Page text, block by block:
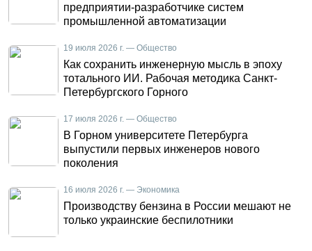
предприятии-разработчике систем
промышленной автоматизации
19 июля 2026 г. — Общество
Как сохранить инженерную мысль в эпоху
тотального ИИ. Рабочая методика Санкт-
Петербургского Горного
17 июля 2026 г. — Общество
В Горном университете Петербурга
выпустили первых инженеров нового
поколения
16 июля 2026 г. — Экономика
Производству бензина в России мешают не
только украинские беспилотники